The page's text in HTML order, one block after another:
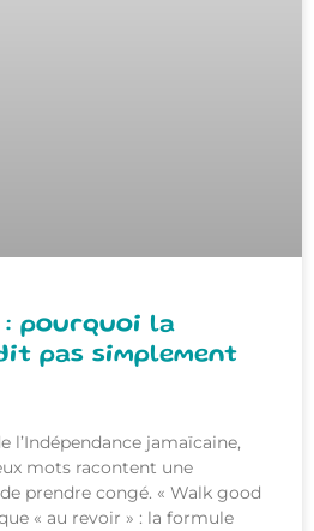
: pourquoi la
pas simplement
l’Indépendance jamaïcaine,
mots racontent une
prendre congé. « Walk good
« au revoir » : la formule